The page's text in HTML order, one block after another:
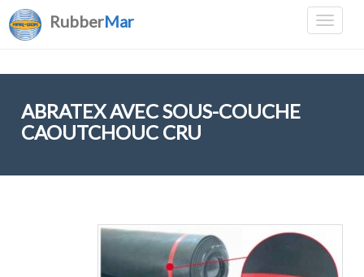
RubberMar
ABRATEX AVEC SOUS-COUCHE
CAOUTCHOUC CRU